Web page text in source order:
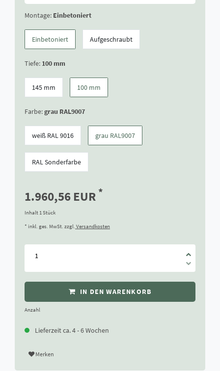
Montage: Einbetoniert
Einbetoniert Aufgeschraubt
Tiefe: 100 mm
145 mm 100 mm
Farbe:grau RAL9007
weiß RAL 9016 grau RAL9007
RAL Sonderfarbe
1.960,56 EUR *
Inhalt 1Stück
* inkl. ges. MwSt. zzgl. Versandkosten
IN DEN WARENKORB
Anzahl
Lieferzeit ca. 4 - 6 Wochen
Merken